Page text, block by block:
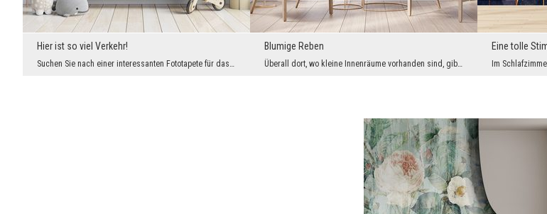
Hier ist so viel Verkehr!
Suchen Sie nach einer interessanten Fototapete für das Zimmer Ihres Kindes, die es schmückt und g...
Blumige Reben
Überall dort, wo kleine Innenräume vorhanden sind, gibt es verschiedene Einschränkungen bei der D...
Eine tolle